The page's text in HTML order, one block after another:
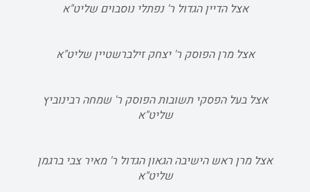
אצל הדיין הגדול ר' נפתלי נוסבוים שליט"א
אצל מרן הפוסק ר' יצחק זילברשטיין שליט"א
אצל בעל הפסקי תשובות הפוסק ר' שמחה רבינוביץ
שליט"א
אצל מרן ראש הישיבה הגאון הגדול ר' מאיר צבי ברגמן
שליט"א